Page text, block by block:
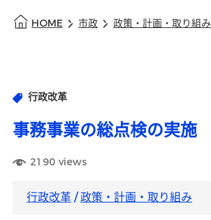
HOME 市政 政策・計画・取り組み
行政改革
事務事業の総点検の実施
2190 views
行政改革/政策・計画・取り組み